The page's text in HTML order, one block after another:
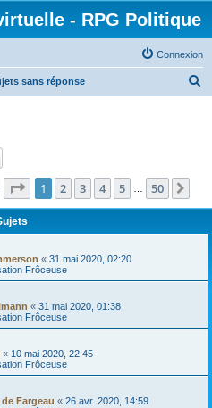
- RPG Politique
Connexion
sans réponse
c
Page 1sur50
1 2 3 4 5 50
« 31 mai 2020, 02:20
Frôceuse
« 31 mai 2020, 01:38
Frôceuse
« 10 mai 2020, 22:45
Frôceuse
Fargeau « 26 avr. 2020, 14:59